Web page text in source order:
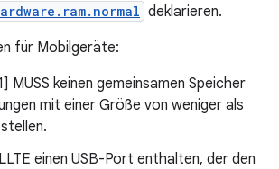
deklarieren.
für Mobilgeräte:
MUSS keinen gemeinsamen Speicher
mit einer Größe von weniger als
einen USB-Port enthalten, der den